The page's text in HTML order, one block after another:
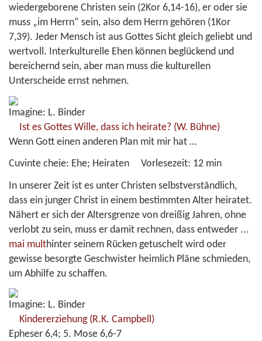
wiedergeborene Christen sein (2Kor 6,14-16), er oder sie
muss „im Herrn“ sein, also dem Herrn gehören (1Kor
7,39). Jeder Mensch ist aus Gottes Sicht gleich geliebt und
wertvoll. Interkulturelle Ehen können beglückend und
bereichernd sein, aber man muss die kulturellen
Unterscheide ernst nehmen.
Imagine: L. Binder
Ist es Gottes Wille, dass ich heirate? (W. Bühne)
Wenn Gott einen anderen Plan mit mir hat …
Cuvinte cheie: Ehe; Heiraten Vorlesezeit: 12 min
In unserer Zeit ist es unter Christen selbstverständlich,
dass ein junger Christ in einem bestimmten Alter heiratet.
Nähert er sich der Altersgrenze von dreißig Jahren, ohne
verlobt zu sein, muss er damit rechnen, dass entweder ...
mai multhinter seinem Rücken getuschelt wird oder
gewisse besorgte Geschwister heimlich Pläne schmieden,
um Abhilfe zu schaffen.
Imagine: L. Binder
Kindererziehung (R.K. Campbell)
Epheser 6,4; 5. Mose 6,6-7